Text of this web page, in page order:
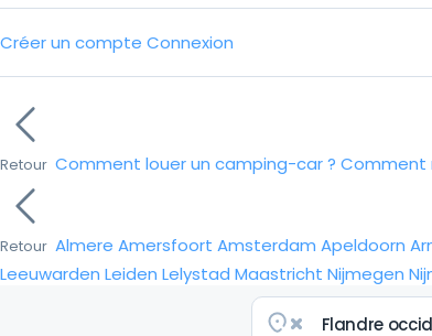
Créer un compte Connexion
Retour Comment louer un camping-car ? Comment
Retour Almere Amersfoort Amsterdam Apeldoorn
Leeuwarden Leiden Lelystad Maastricht Nijmegen